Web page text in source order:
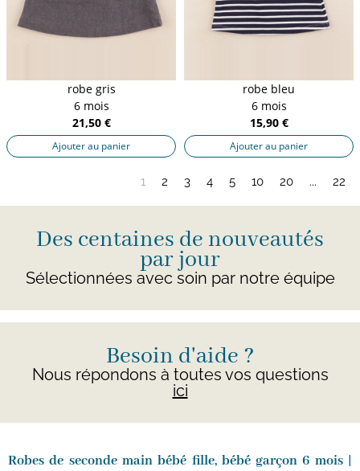
robe gris
6 mois
21,50 €
Ajouter au panier
robe bleu
6 mois
15,90 €
Ajouter au panier
1 2 3 4 5 10 20 ... 22
Des centaines de nouveautés
par jour
Sélectionnées avec soin par notre équipe
Besoin d'aide ?
Nous répondons à toutes vos questions
ici
Robes de seconde main bébé fille, bébé garçon 6 mois |